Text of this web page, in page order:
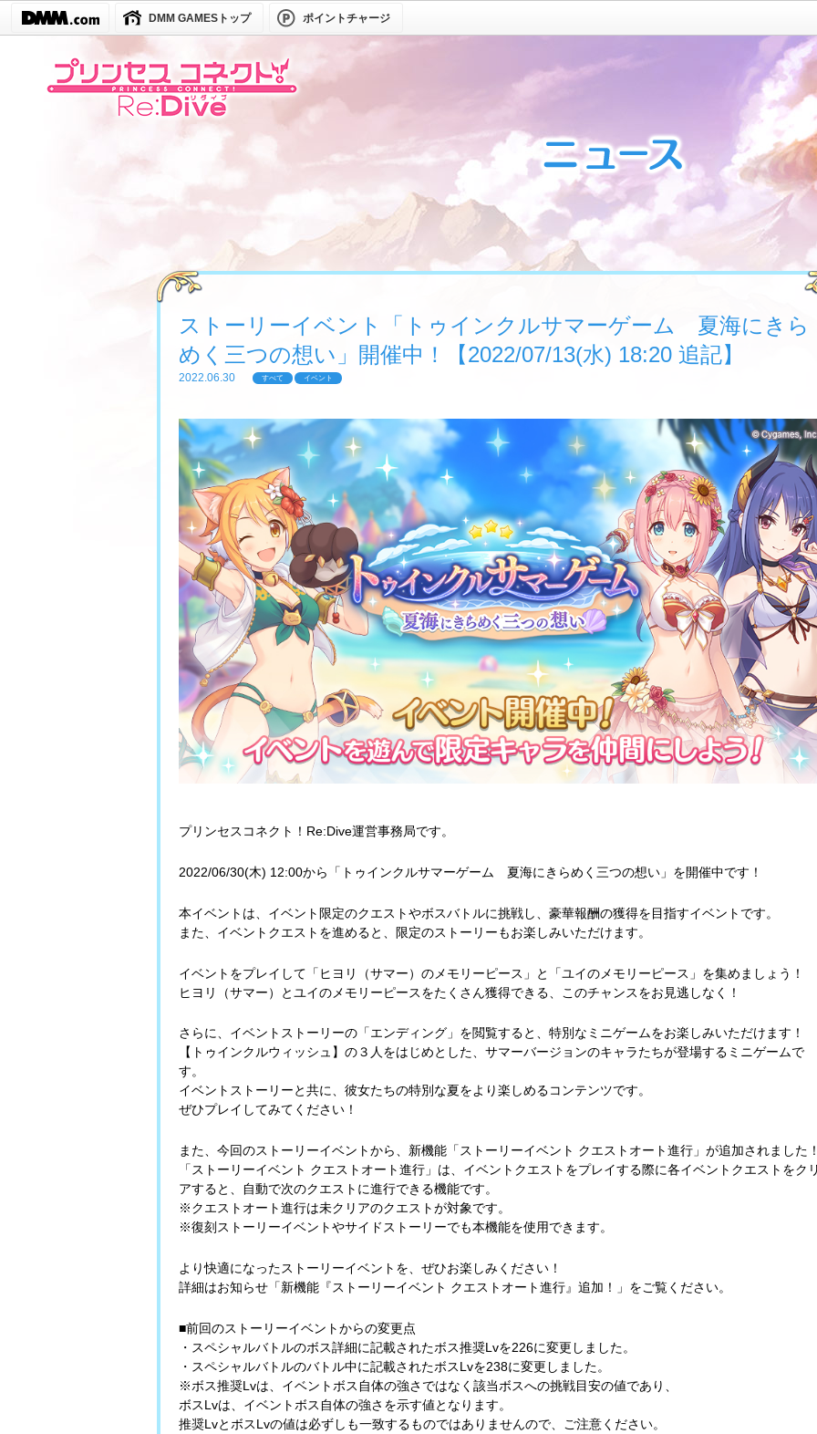
DMM GAMESトップ ポイントチャージ
ストーリーイベント「トゥインクルサマーゲーム 夏海にきら
めく三つの想い」開催中！【2022/07/13(水) 18:20 追記】
2022.06.30 すべて イベント
プリンセスコネクト！Re:Dive運営事務局です。
2022/06/30(木) 12:00から「トゥインクルサマーゲーム 夏海にきらめく三つの想い」を開催中です！
本イベントは、イベント限定のクエストやボスバトルに挑戦し、豪華報酬の獲得を目指すイベントです。
また、イベントクエストを進めると、限定のストーリーもお楽しみいただけます。
イベントをプレイして「ヒヨリ（サマー）のメモリーピース」と「ユイのメモリーピース」を集めましょう！
ヒヨリ（サマー）とユイのメモリーピースをたくさん獲得できる、このチャンスをお見逃しなく！
さらに、イベントストーリーの「エンディング」を閲覧すると、特別なミニゲームをお楽しみいただけます！
【トゥインクルウィッシュ】の３人をはじめとした、サマーバージョンのキャラたちが登場するミニゲームで
す。
イベントストーリーと共に、彼女たちの特別な夏をより楽しめるコンテンツです。
ぜひプレイしてみてください！
また、今回のストーリーイベントから、新機能「ストーリーイベント クエストオート進行」が追加されました
「ストーリーイベント クエストオート進行」は、イベントクエストをプレイする際に各イベントクエストをク
アすると、自動で次のクエストに進行できる機能です。
※クエストオート進行は未クリアのクエストが対象です。
※復刻ストーリーイベントやサイドストーリーでも本機能を使用できます。
より快適になったストーリーイベントを、ぜひお楽しみください！
詳細はお知らせ「新機能『ストーリーイベント クエストオート進行』追加！」をご覧ください。
■前回のストーリーイベントからの変更点
・スペシャルバトルのボス詳細に記載されたボス推奨Lvを226に変更しました。
・スペシャルバトルのバトル中に記載されたボスLvを238に変更しました。
※ボス推奨Lvは、イベントボス自体の強さではなく該当ボスへの挑戦目安の値であり、
ボスLvは、イベントボス自体の強さを示す値となります。
推奨LvとボスLvの値は必ずしも一致するものではありませんので、ご注意ください。